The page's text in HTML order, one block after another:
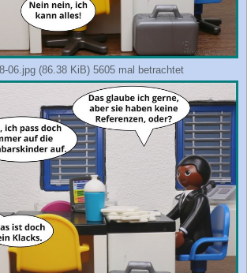
06.jpg (86.38 KiB) 5605 mal betrachtet